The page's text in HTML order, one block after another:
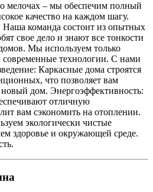
о мелочах – мы обеспечим полный
качество на каждом шагу.
команда состоит из опытных
свое дело и знают все тонкости
Мы используем только
технологии. С нами
Каркасные дома строятся
что позволяет вам
новый дом. Энергоэффективность:
отличную
вам сэкономить на отоплении.
экологически чистые
здоровье и окружающей среде.